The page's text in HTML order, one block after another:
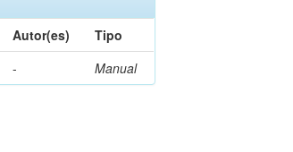
Autor(es)
Tipo
- Manual